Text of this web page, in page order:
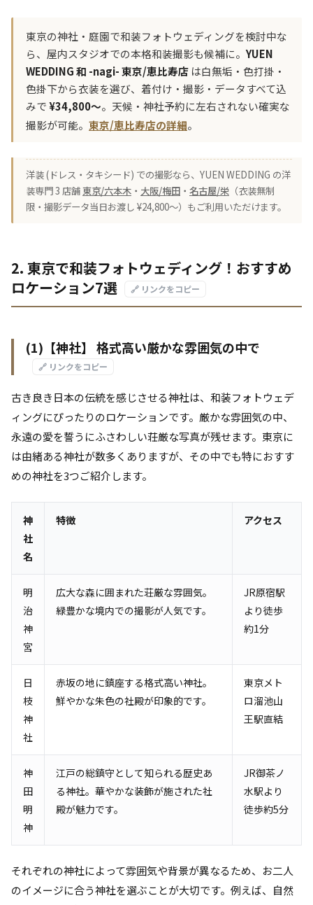
東京の神社・庭園で和装フォトウェディングを検討中な
ら、屋内スタジオでの本格和装撮影も候補に。 YUEN
WEDDING 和 -nagi- 東京/恵比寿店 は白無垢・色打掛・
色掛下から衣装を選び、着付け・撮影・データすべて込
みで¥34,800〜。天候・神社予約に左右されない確実な
撮影が可能。 東京/恵比寿店の詳細。
洋装 (ドレス・タキシード) での撮影なら、YUEN WEDDING の洋
装専門 3 店舗東京/六本木 ・ 大阪/梅田 ・ 名古屋/栄 （衣装無制
限・撮影データ当日お渡し ¥24,800〜）もご利用いただけます。
2. 東京で和装フォトウェディング！おすすめ
ロケーション7選
🔗 リンクをコピー
(1)【神社】 格式高い厳かな雰囲気の中で
🔗 リンクをコピー
古き良き日本の伝統を感じさせる神社は、和装フォトウェデ
ィングにぴったりのロケーションです。厳かな雰囲気の中、
永遠の愛を誓うにふさわしい荘厳な写真が残せます。東京に
は由緒ある神社が数多くありますが、その中でも特におすす
めの神社を3つご紹介します。
神
社
名
特徴 アクセス
明
治
神
宮
広大な森に囲まれた荘厳な雰囲気。
緑豊かな境内での撮影が人気です。
JR原宿駅
より徒歩
約1分
日
枝
神
社
赤坂の地に鎮座する格式高い神社。
鮮やかな朱色の社殿が印象的です。
東京メト
ロ溜池山
王駅直結
神
田
明
神
江戸の総鎮守として知られる歴史あ
る神社。華やかな装飾が施された社
殿が魅力です。
JR御茶ノ
水駅より
徒歩約5分
それぞれの神社によって雰囲気や背景が異なるため、お二人
のイメージに合う神社を選ぶことが大切です。例えば、自然